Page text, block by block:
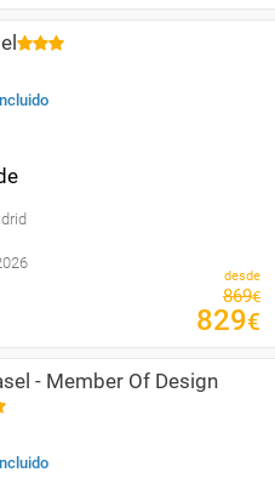
desde
869€
829€
- Member Of Design